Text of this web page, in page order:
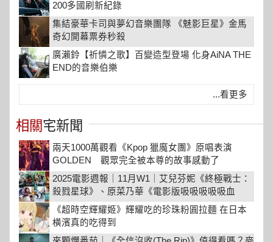
200多國刷新紀錄
集結豪華卡司與夢幻音樂團隊 《魅影巨星》金馬
奇幻開幕票券秒殺
廣瀨鈴【祈憐之歌】百變造型登場 化身AiNA THE
END的音樂伯樂
...看更多
相關宅新聞
兩天1000萬觀看《Kpop 獵魔女團》原唱表演
GOLDEN 觀眾完全被本尊的故事感動了
2025電影週報｜11月W1｜艾兒芬妮《終極戰士：
殺戮星球》、原菜乃華《電影版吸吸吸吸吸血
鬼》、《跟著貓走遇見愛》登場
《超時空輝耀姬》輝耀吃的珍珠粉圓拉麵 在日本
橫濱真的吃得到